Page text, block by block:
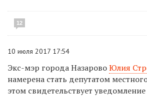
12
10 июля 2017 17:54
Экс-мэр города НазаровоЮлия
намерена стать депутатом
этом свидетельствует